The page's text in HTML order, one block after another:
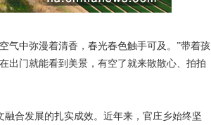
中弥漫着清香，春光春色触手可及。”带着孩
出门就能看到美景，有空了就来散散心、拍拍
合发展的扎实成效。近年来，官庄乡始终坚